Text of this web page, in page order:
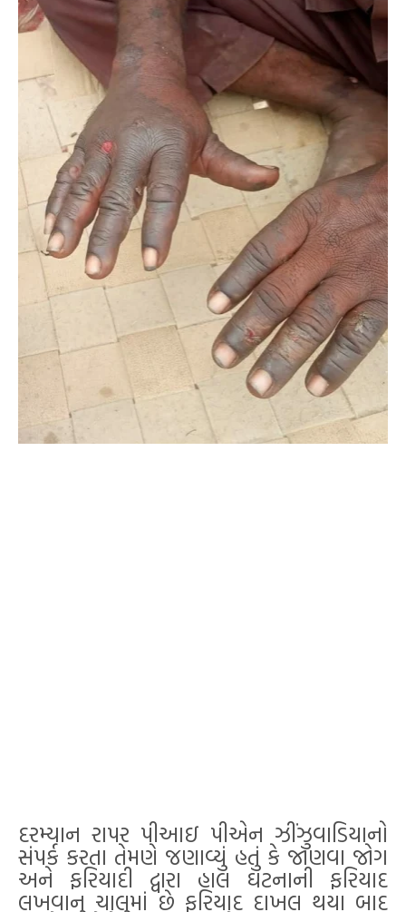
દરમ્યાન રાપર પીઆઇ પીએન ઝીંઝુવાડિયાનો
સંપર્ક કરતા તેમણે જણાવ્યું હતું કે જાણવા જોગ
અને ફરિયાદી દ્વારા હાલ ઘટનાની ફરિયાદ
લખવાનુ ચાલુમાં છે ફરિયાદ દાખલ થયા બાદ